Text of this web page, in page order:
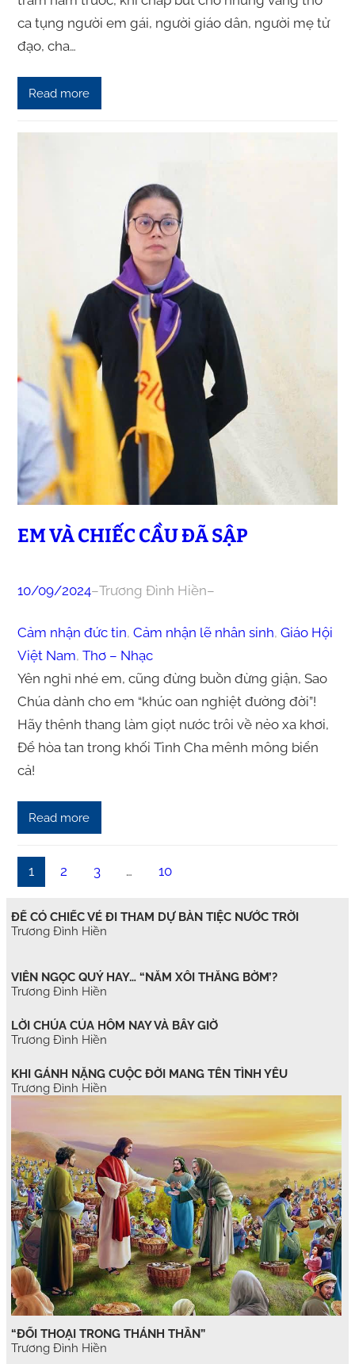
ca tụng người em gái, người giáo dân, người mẹ tử
đạo, cha…
Read more
EM VÀ CHIẾC CẦU ĐÃ SẬP
10/09/2024–Trương Đình Hiền–
Cảm nhận đức tin, Cảm nhận lẽ nhân sinh, Giáo Hội
Việt Nam, Thơ – Nhạc
Yên nghỉ nhé em, cũng đừng buồn đừng giận, Sao
Chúa dành cho em “khúc oan nghiệt đường đời”!
Hãy thênh thang làm giọt nước trôi về nẻo xa khơi,
Để hòa tan trong khối Tình Cha mênh mông biển
cả!
Read more
1 2 3 … 10
ĐỂ CÓ CHIẾC VÉ ĐI THAM DỰ BÀN TIỆC NƯỚC TRỜI
Trương Đình Hiền
VIÊN NGỌC QUÝ HAY… “NẮM XÔI THẰNG BỜM’?
Trương Đình Hiền
LỜI CHÚA CỦA HÔM NAY VÀ BÂY GIỜ
Trương Đình Hiền
KHI GÁNH NẶNG CUỘC ĐỜI MANG TÊN TÌNH YÊU
Trương Đình Hiền
“ĐỐI THOẠI TRONG THÁNH THẦN”
Trương Đình Hiền